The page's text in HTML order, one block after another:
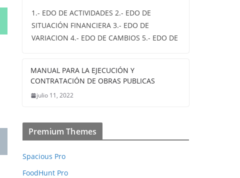
1.- EDO DE ACTIVIDADES 2.- EDO DE
SITUACIÓN FINANCIERA 3.- EDO DE
VARIACION 4.- EDO DE CAMBIOS 5.- EDO DE
MANUAL PARA LA EJECUCIÓN Y
CONTRATACIÓN DE OBRAS PUBLICAS
julio 11, 2022
Premium Themes
Spacious Pro
FoodHunt Pro